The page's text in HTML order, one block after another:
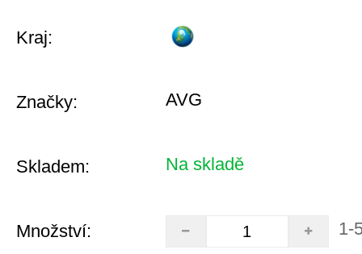
Kraj:
Značky: AVG
Skladem: Na skladě
Množství: 1-